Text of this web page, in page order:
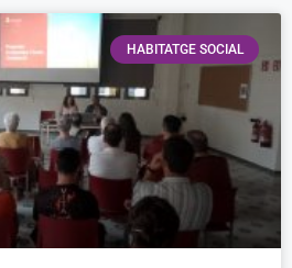
HABITATGE SOCIAL